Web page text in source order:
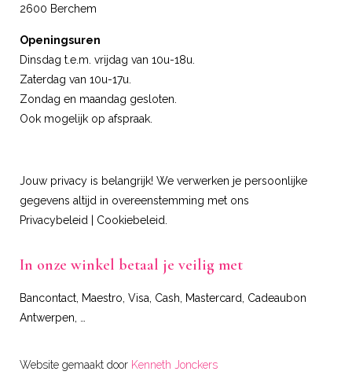
2600 Berchem
Openingsuren
Dinsdag t.e.m. vrijdag van 10u-18u.
Zaterdag van 10u-17u.
Zondag en maandag gesloten.
Ook mogelijk op afspraak.
Jouw privacy is belangrijk! We verwerken je persoonlijke
gegevens altijd in overeenstemming met ons
Privacybeleid
Cookiebeleid
In onze winkel betaal je veilig met
Bancontact, Maestro, Visa, Cash, Mastercard, Cadeaubon
Antwerpen, …
Website gemaakt door Kenneth Jonckers